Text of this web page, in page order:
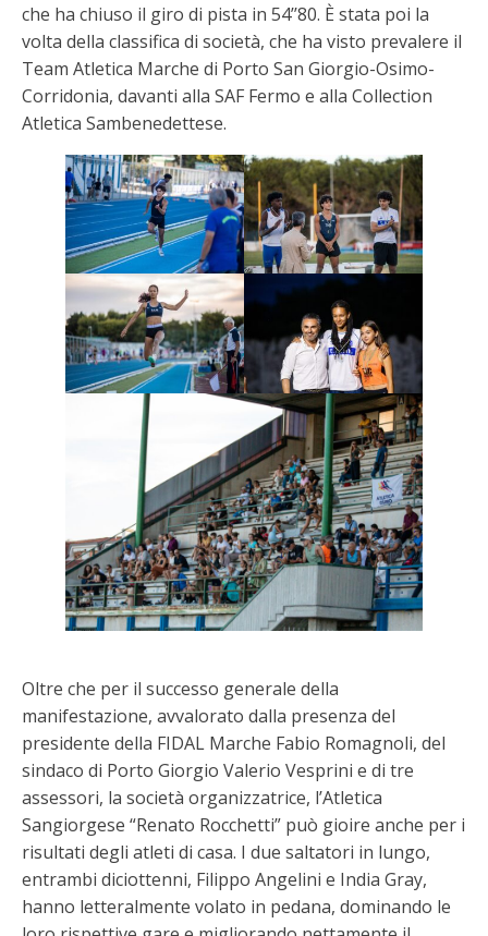
che ha chiuso il giro di pista in 54’’80. È stata poi la
volta della classifica di società, che ha visto prevalere il
Team Atletica Marche di Porto San Giorgio-Osimo-
Corridonia, davanti alla SAF Fermo e alla Collection
Atletica Sambenedettese.
Oltre che per il successo generale della
manifestazione, avvalorato dalla presenza del
presidente della FIDAL Marche Fabio Romagnoli, del
sindaco di Porto Giorgio Valerio Vesprini e di tre
assessori, la società organizzatrice, l’Atletica
Sangiorgese “Renato Rocchetti” può gioire anche per i
risultati degli atleti di casa. I due saltatori in lungo,
entrambi diciottenni, Filippo Angelini e India Gray,
hanno letteralmente volato in pedana, dominando le